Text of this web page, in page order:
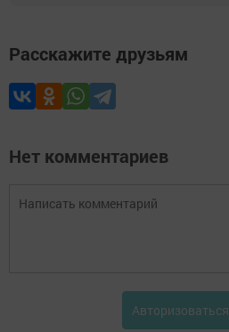
Расскажите друзьям
Нет комментариев
Авторизоваться